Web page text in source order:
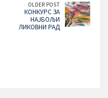
OLDER POST
КОНКУРС ЗА
НАЈБОЉИ
ЛИКОВНИ РАД